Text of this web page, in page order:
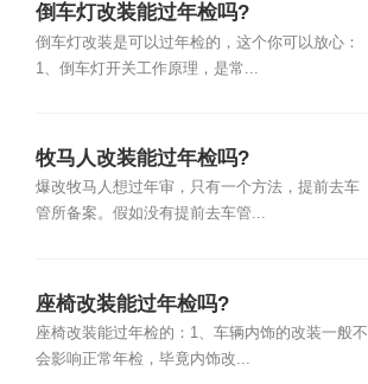
倒车灯改装能过年检吗?
倒车灯改装是可以过年检的，这个你可以放心：
1、倒车灯开关工作原理，是常...
牧马人改装能过年检吗?
爆改牧马人想过年审，只有一个方法，提前去车
管所备案。假如没有提前去车管...
座椅改装能过年检吗?
座椅改装能过年检的：1、车辆内饰的改装一般不
会影响正常年检，毕竟内饰改...